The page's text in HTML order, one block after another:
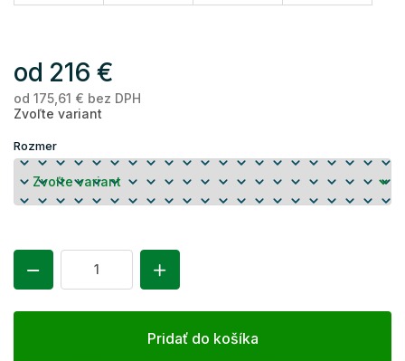
od 216 €
od 175,61 € bez DPH
Zvoľte variant
Rozmer
Pridať do košíka